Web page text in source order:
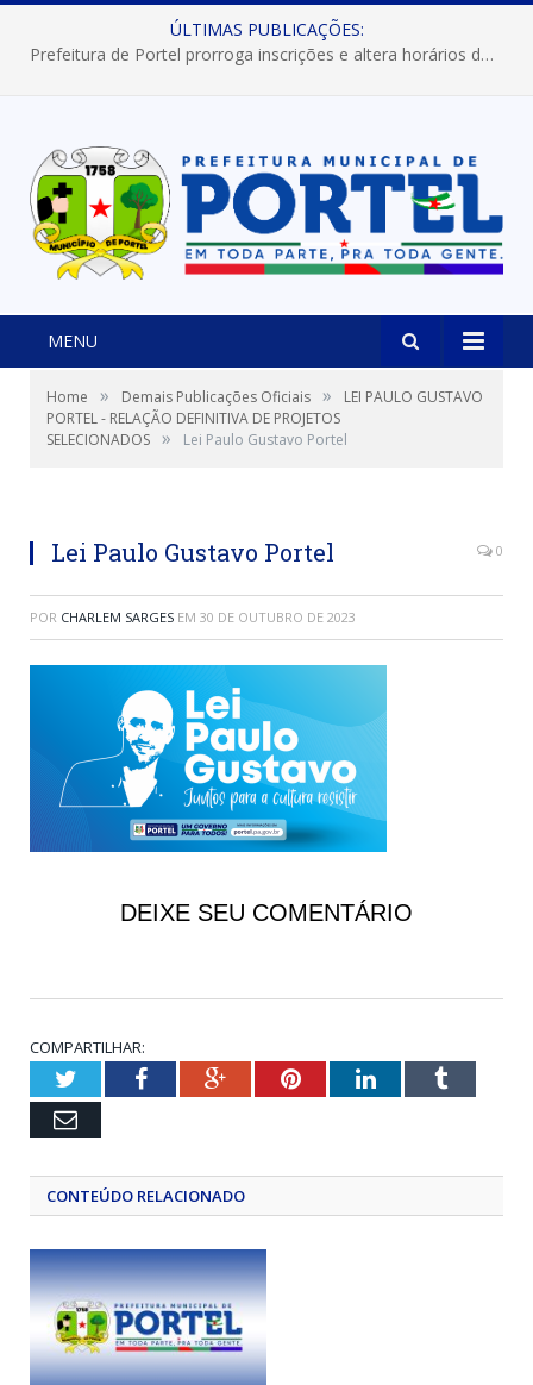
ÚLTIMAS PUBLICAÇÕES:
Prefeitura de Portel prorroga inscrições e altera horários dos concursos “Musa” e “Miss Mix Verão 2026”
MENU
Home » Demais Publicações Oficiais »
LEI PAULO GUSTAVO
PORTEL - RELAÇÃO DEFINITIVA DE PROJETOS
SELECIONADOS » Lei Paulo Gustavo Portel
Lei Paulo Gustavo Portel 0
POR CHARLEM SARGES EM 30 DE OUTUBRO DE 2023
DEIXE SEU COMENTÁRIO
COMPARTILHAR:
TwitterFacebookGoogle+PinterestLinkedInTumblr
Email
CONTEÚDO RELACIONADO